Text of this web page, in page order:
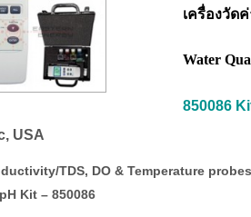
เครื่องวัด
Water
850086
USA
TDS, DO & Temperature
Kit – 850086